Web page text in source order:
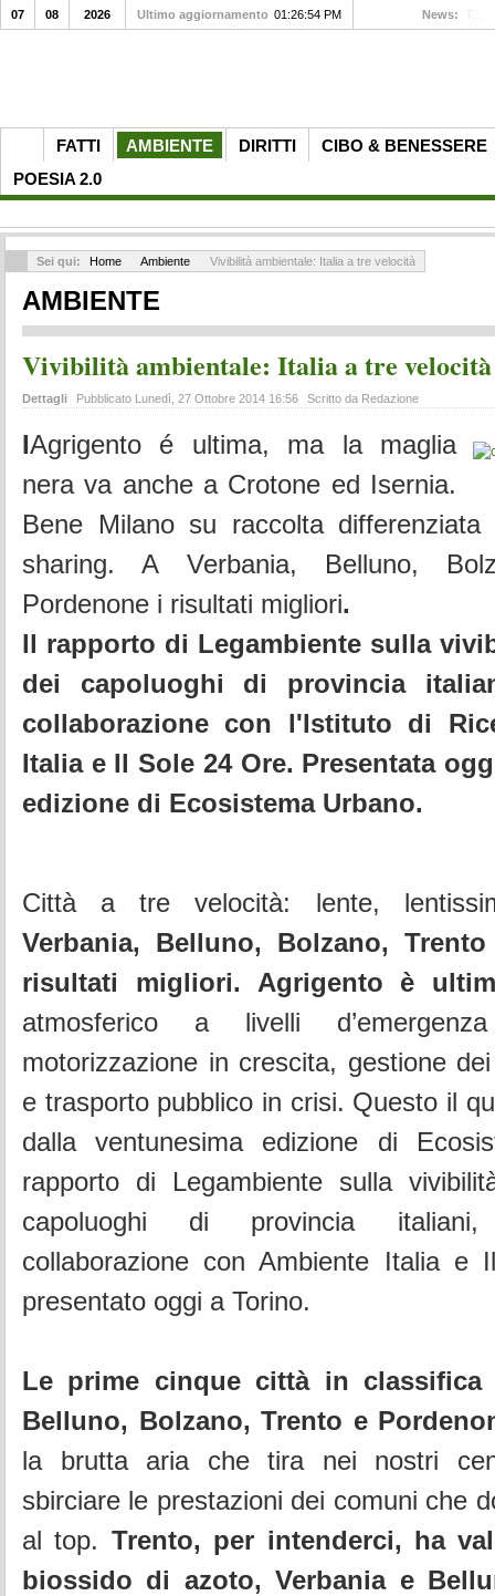
FATTI AMBIENTE DIRITTI
CIBO & BENESSERE
POESIA 2.0
07 08 2026 Ultimo aggiornamento 01:26:54 PM News:
Sei qui: Home Ambiente Vivibilità ambientale: Italia a tre velocità
AMBIENTE
Vivibilità ambientale: Italia a tre velocità
Dettagli Pubblicato Lunedì, 27 Ottobre 2014 16:56 Scritto da Redazione
IAgrigento é ultima, ma la maglia
nera va anche a Crotone ed Isernia.
Bene Milano su raccolta
sharing. A Verbania, Belluno,
Pordenone i risultati migliori.
ll rapporto di Legambiente sulla
dei capoluoghi di provincia
collaborazione con l'Istituto di
Italia e Il Sole 24 Ore. Presentata
edizione di Ecosistema Urbano.
Città a tre velocità: lente,
Verbania, Belluno, Bolzano,
risultati migliori. Agrigento è
atmosferico a livelli
motorizzazione in crescita, gestione
e trasporto pubblico in crisi. Questo il
dalla ventunesima edizione di
rapporto di Legambiente sulla
capoluoghi di provincia
collaborazione con Ambiente Italia
presentato oggi a Torino.
Le prime cinque città in classifica
Belluno, Bolzano, Trento e
la brutta aria che tira nei nostri
sbirciare le prestazioni dei comuni che
al top. Trento, per intenderci, ha
biossido di azoto, Verbania e